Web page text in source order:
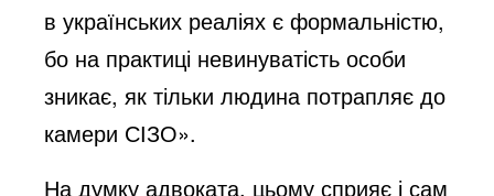
в українських реаліях є формальністю,
бо на практиці невинуватість особи
зникає, як тільки людина потрапляє до
камери СІЗО».
На думку адвоката, цьому сприяє і сам